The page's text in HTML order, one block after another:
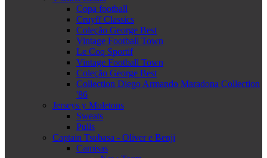
Copa football
Cruyff Classics
Coleção George Best
Vintage Football Town
Le Coq Sportif
Vintage Football Town
Coleção George Best
Collection Diego Armando Maradona Collection
'86
Jerseys y Moletons
Sweats
Pulls
Captain Tsubasa - Oliver e Benji
Camisas